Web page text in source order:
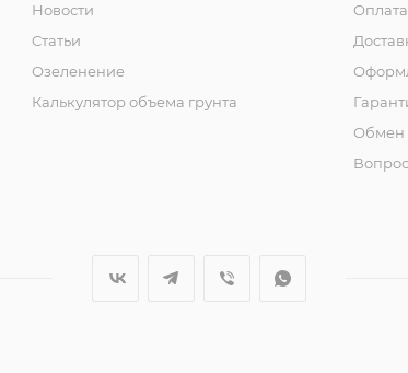
Новости
Статьи
Озеленение
Калькулятор объема грунта
Оплата
Обмен